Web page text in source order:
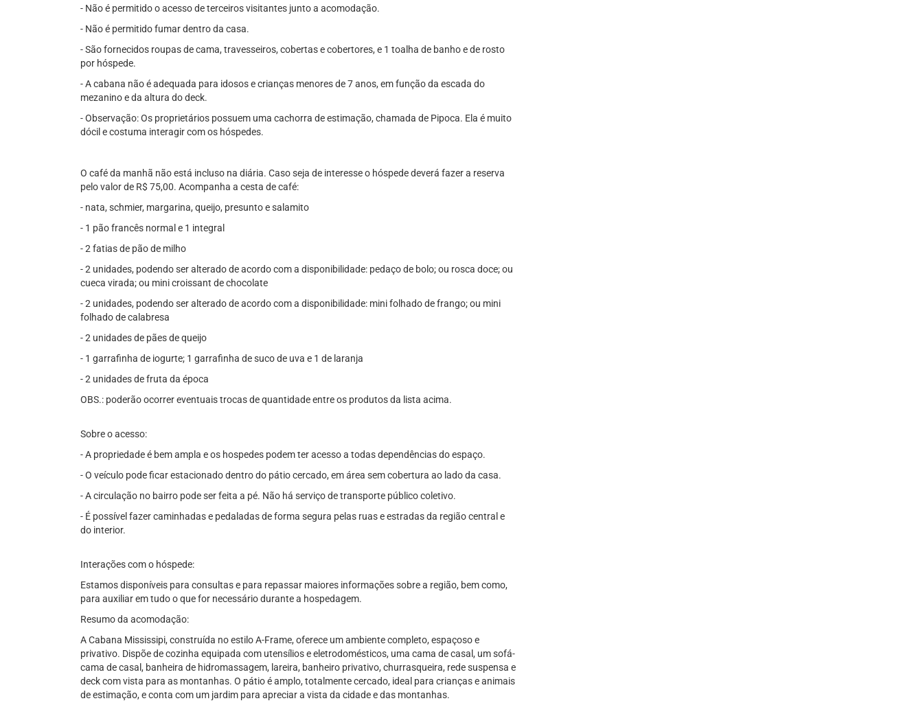
- Não é permitido o acesso de terceiros visitantes junto a acomodação.
- Não é permitido fumar dentro da casa.
- São fornecidos roupas de cama, travesseiros, cobertas e cobertores, e 1 toalha de banho e de rosto
por hóspede.
- A cabana não é adequada para idosos e crianças menores de 7 anos, em função da escada do
mezanino e da altura do deck.
- Observação: Os proprietários possuem uma cachorra de estimação, chamada de Pipoca. Ela é muito
dócil e costuma interagir com os hóspedes.
O café da manhã não está incluso na diária. Caso seja de interesse o hóspede deverá fazer a reserva
pelo valor de R$ 75,00. Acompanha a cesta de café:
- nata, schmier, margarina, queijo, presunto e salamito
- 1 pão francês normal e 1 integral
- 2 fatias de pão de milho
- 2 unidades, podendo ser alterado de acordo com a disponibilidade: pedaço de bolo; ou rosca doce; ou
cueca virada; ou mini croissant de chocolate
- 2 unidades, podendo ser alterado de acordo com a disponibilidade: mini folhado de frango; ou mini
folhado de calabresa
- 2 unidades de pães de queijo
- 1 garrafinha de iogurte; 1 garrafinha de suco de uva e 1 de laranja
- 2 unidades de fruta da época
OBS.: poderão ocorrer eventuais trocas de quantidade entre os produtos da lista acima.
Sobre o acesso:
- A propriedade é bem ampla e os hospedes podem ter acesso a todas dependências do espaço.
- O veículo pode ficar estacionado dentro do pátio cercado, em área sem cobertura ao lado da casa.
- A circulação no bairro pode ser feita a pé. Não há serviço de transporte público coletivo.
- É possível fazer caminhadas e pedaladas de forma segura pelas ruas e estradas da região central e
do interior.
Interações com o hóspede:
Estamos disponíveis para consultas e para repassar maiores informações sobre a região, bem como,
para auxiliar em tudo o que for necessário durante a hospedagem.
Resumo da acomodação:
A Cabana Mississipi, construída no estilo A-Frame, oferece um ambiente completo, espaçoso e
privativo. Dispõe de cozinha equipada com utensílios e eletrodomésticos, uma cama de casal, um sofá-
cama de casal, banheira de hidromassagem, lareira, banheiro privativo, churrasqueira, rede suspensa e
deck com vista para as montanhas. O pátio é amplo, totalmente cercado, ideal para crianças e animais
de estimação, e conta com um jardim para apreciar a vista da cidade e das montanhas.